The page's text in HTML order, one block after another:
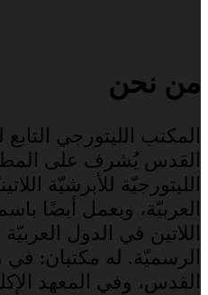
من نحن
المكتب الليتورجي التابع
القدس يُشرف على
الليتورجيّة للأبرشيّة
العربيّة، ويعمل أيضًا
اللاتين في الدول
الرسميّة. له مكتبان:
القدس، وفي المعهد